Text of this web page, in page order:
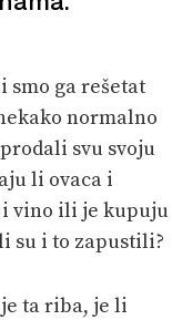
smo ga rešetat
normalno
svu svoju
li ovaca i
i vino ili je kupuju
su i to zapustili?
ta riba, je li